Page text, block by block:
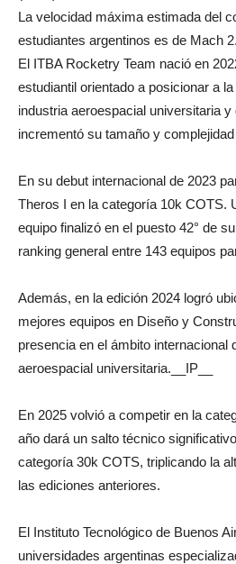
La velocidad máxima estimada del
estudiantes argentinos es de Mach
El ITBA Rocketry Team nació en
estudiantil orientado a posicionar a
industria aeroespacial universitaria
incrementó su tamaño y
En su debut internacional de 2023
Theros I en la categoría 10k COTS.
equipo finalizó en el puesto 42° de
ranking general entre 143 equipos
Además, en la edición 2024 logró
mejores equipos en Diseño y
presencia en el ámbito internacional
aeroespacial universitaria. __IP__
En 2025 volvió a competir en la
año dará un salto técnico
categoría 30k COTS, triplicando la
las ediciones anteriores.
El Instituto Tecnológico de Buenos
universidades argentinas